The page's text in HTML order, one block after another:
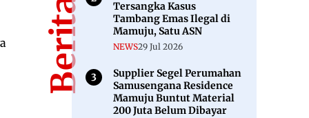
Tersangka Kasus
Tambang Emas Ilegal di
Mamuju, Satu ASN
NEWS29 Jul 2026
Supplier Segel Perumahan
Samusengana Residence
Mamuju Buntut Material
200 Juta Belum Dibayar